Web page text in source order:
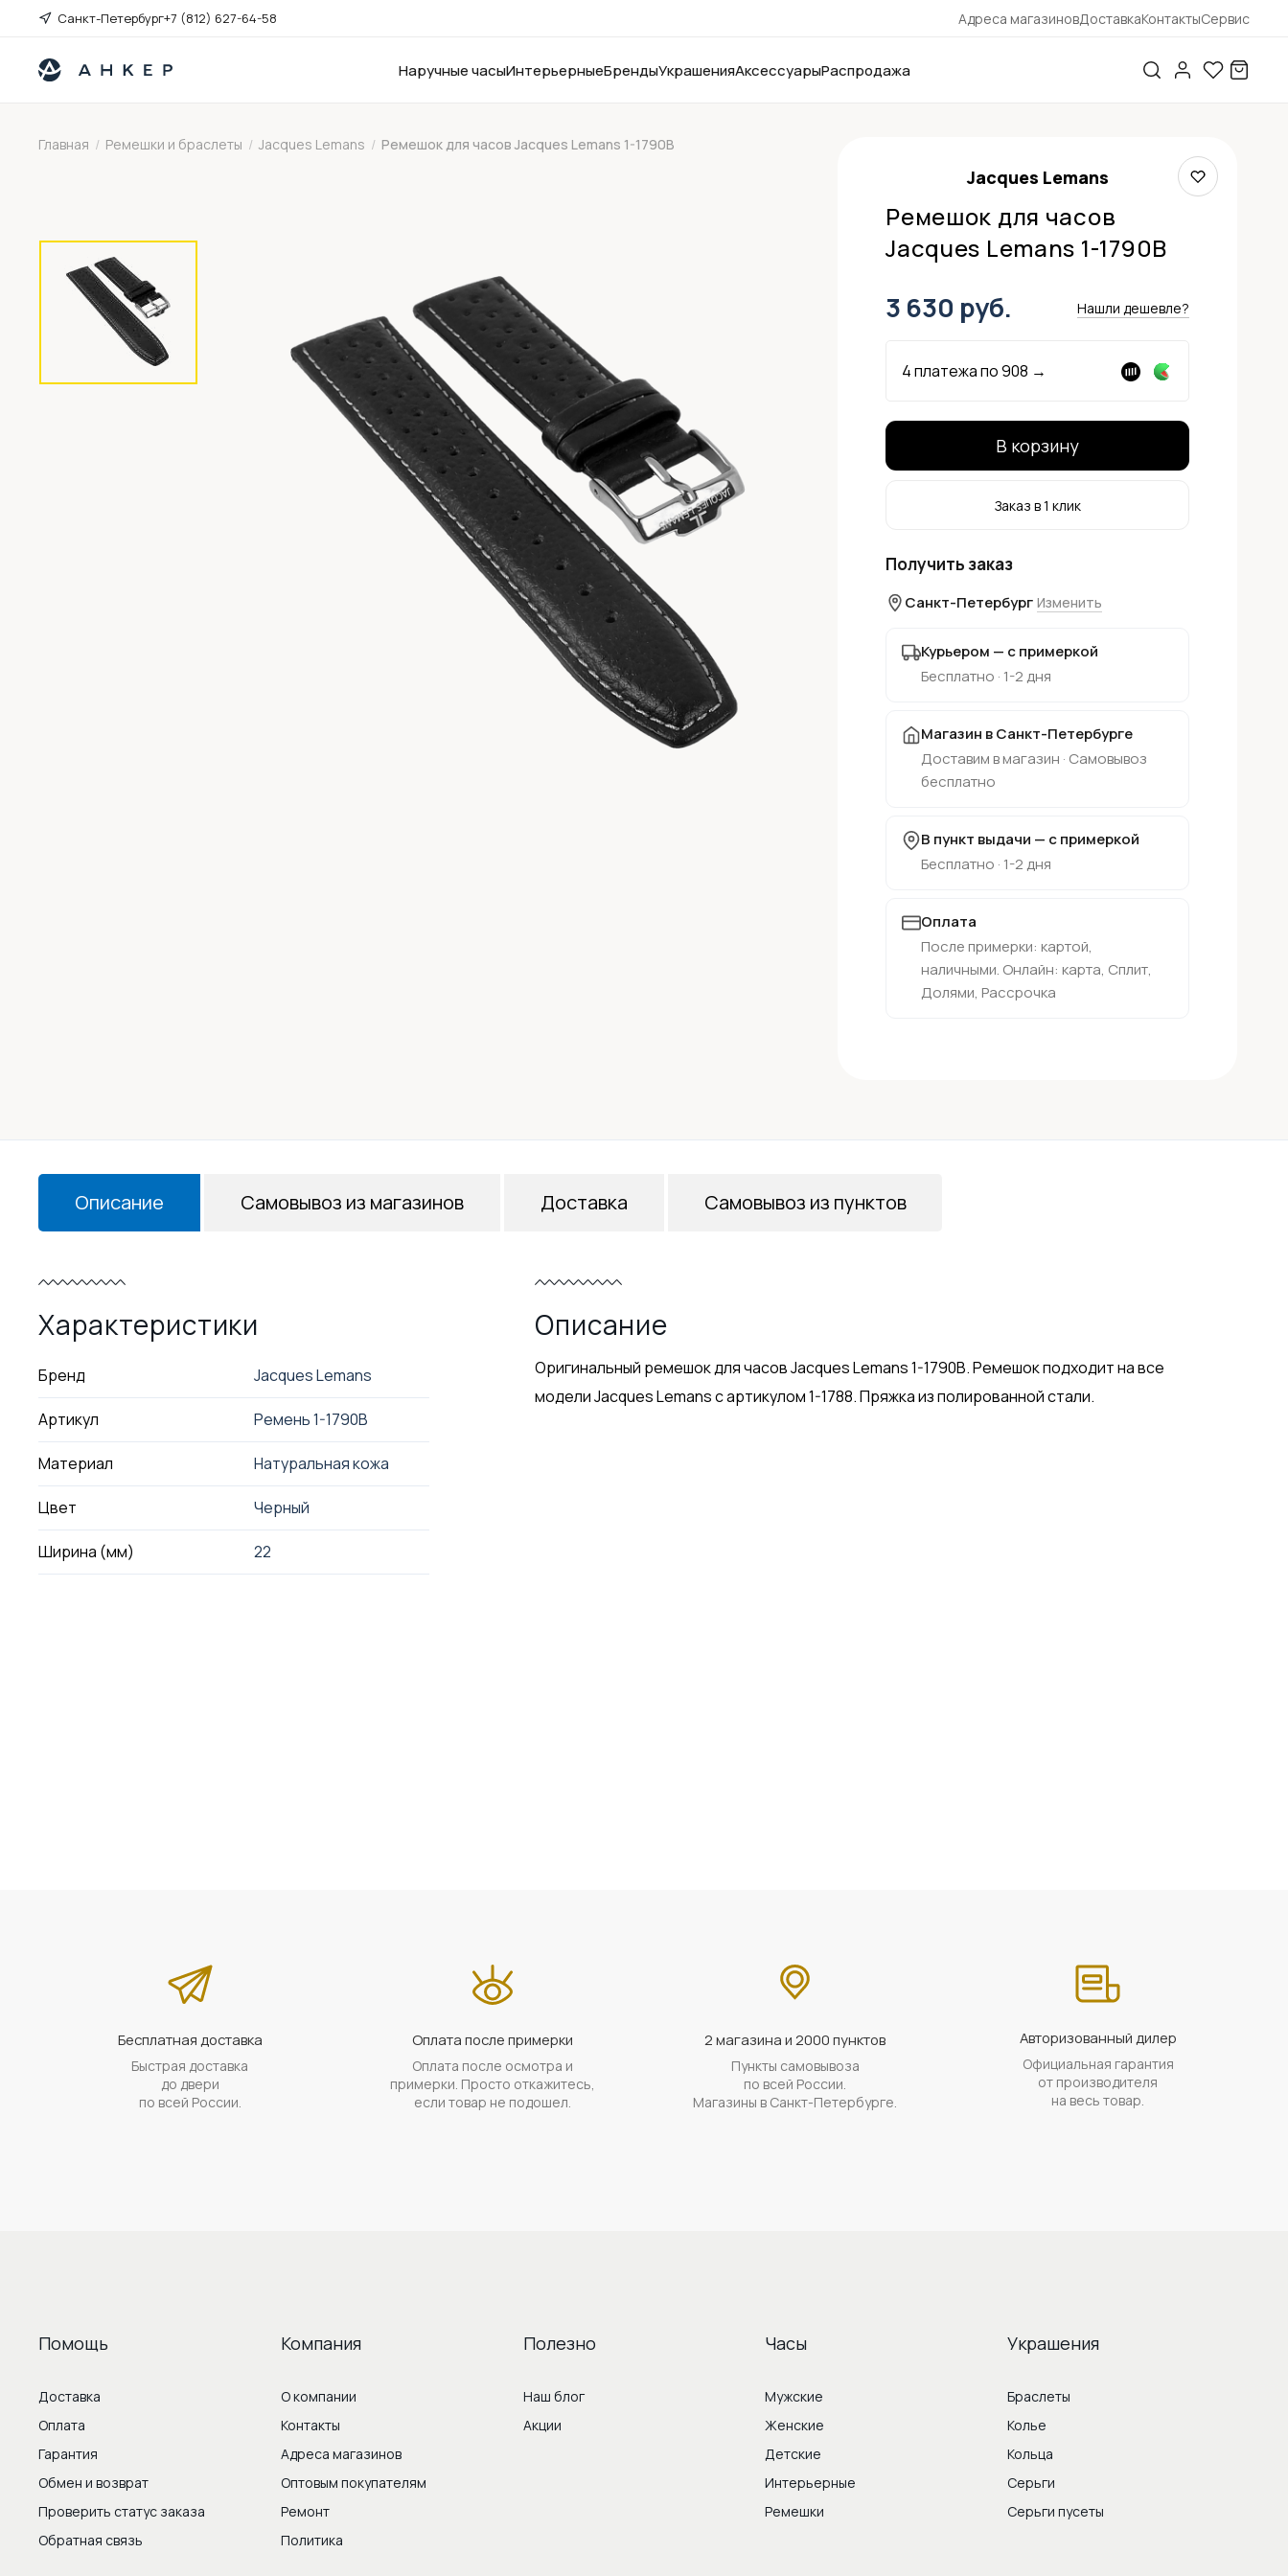
Санкт-Петербург+7 (812) 627-64-58 Адреса магазиновДоставкаКонтактыСервис
Наручные часыИнтерьерныеБрендыУкрашенияАксессуарыРаспродажа
Главная / Ремешки и браслеты / Jacques Lemans / Ремешок для часов Jacques Lemans 1-1790B
Jacques Lemans
Ремешок для часов
Jacques Lemans 1-1790B
3 630 руб. Нашли дешевле?
4 платежа по908 →
В корзину
Заказ в 1 клик
Получить заказ
Санкт-Петербург Изменить
Курьером — с примеркой
Бесплатно · 1-2 дня
Магазин в Санкт-Петербурге
Доставим в магазин · Самовывоз
бесплатно
В пункт выдачи — с примеркой
Бесплатно · 1-2 дня
Оплата
После примерки: картой,
наличными. Онлайн: карта, Сплит,
Долями, Рассрочка
Описание
Характеристики
Бренд Jacques Lemans
Артикул Ремень 1-1790B
Материал Натуральная кожа
Цвет Черный
Ширина (мм) 22
Описание
Оригинальный ремешок для часов Jacques Lemans 1-1790B. Ремешок подходит на все
модели Jacques Lemans с артикулом 1-1788. Пряжка из полированной стали.
Самовывоз из магазинов Доставка Самовывоз из пунктов
Бесплатная доставка
Быстрая доставка
до двери
по всей России.
Оплата после примерки
Оплата после осмотра и
примерки. Просто откажитесь,
если товар не подошел.
2 магазина и 2000 пунктов
Пункты самовывоза
по всей России.
Магазины в Санкт-Петербурге.
Авторизованный дилер
Официальная гарантия
от производителя
на весь товар.
Помощь
Доставка
Оплата
Гарантия
Обмен и возврат
Проверить статус заказа
Обратная связь
Компания
О компании
Контакты
Адреса магазинов
Оптовым покупателям
Ремонт
Политика
Полезно
Наш блог
Акции
Часы
Мужские
Женские
Детские
Интерьерные
Ремешки
Украшения
Браслеты
Колье
Кольца
Серьги
Серьги пусеты